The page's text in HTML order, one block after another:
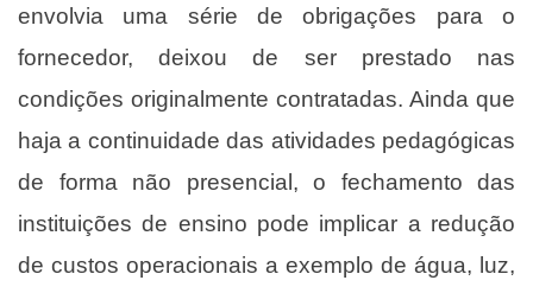
envolvia uma série de obrigações para o
fornecedor, deixou de ser prestado nas
condições originalmente contratadas. Ainda que
haja a continuidade das atividades pedagógicas
de forma não presencial, o fechamento das
instituições de ensino pode implicar a redução
de custos operacionais a exemplo de água, luz,